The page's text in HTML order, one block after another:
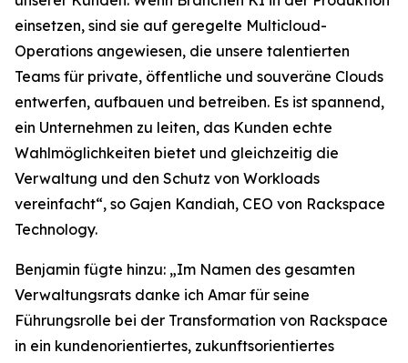
einsetzen, sind sie auf geregelte Multicloud-
Operations angewiesen, die unsere talentierten
Teams für private, öffentliche und souveräne Clouds
entwerfen, aufbauen und betreiben. Es ist spannend,
ein Unternehmen zu leiten, das Kunden echte
Wahlmöglichkeiten bietet und gleichzeitig die
Verwaltung und den Schutz von Workloads
vereinfacht“, so Gajen Kandiah, CEO von Rackspace
Technology.
Benjamin fügte hinzu: „Im Namen des gesamten
Verwaltungsrats danke ich Amar für seine
Führungsrolle bei der Transformation von Rackspace
in ein kundenorientiertes, zukunftsorientiertes